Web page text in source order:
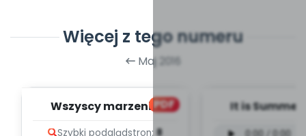
Więcej z tego numeru
Maj 2016
PDF
Wszyscy marzenia
Szybki podglądstron: 8
It is Summer